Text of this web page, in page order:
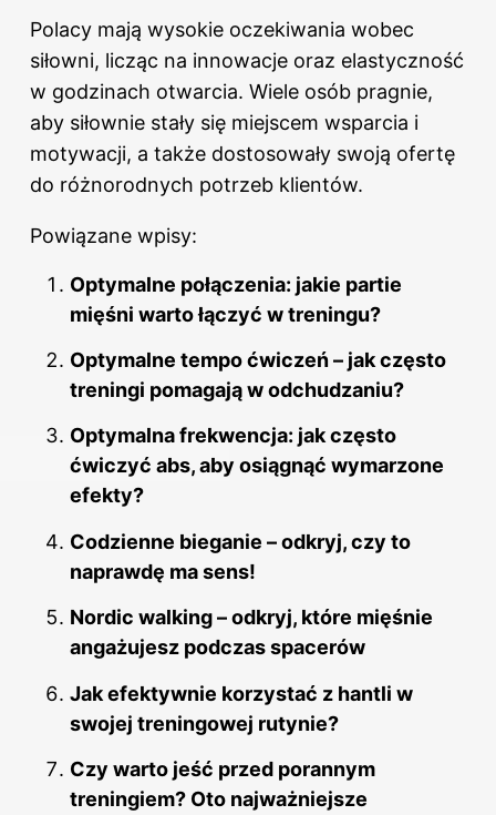
Polacy mają wysokie oczekiwania wobec
siłowni, licząc na innowacje oraz elastyczność
w godzinach otwarcia. Wiele osób pragnie,
aby siłownie stały się miejscem wsparcia i
motywacji, a także dostosowały swoją ofertę
do różnorodnych potrzeb klientów.
Powiązane wpisy:
Optymalne połączenia: jakie partie
mięśni warto łączyć w treningu?
Optymalne tempo ćwiczeń – jak często
treningi pomagają w odchudzaniu?
Optymalna frekwencja: jak często
ćwiczyć abs, aby osiągnąć wymarzone
efekty?
Codzienne bieganie – odkryj, czy to
naprawdę ma sens!
Nordic walking – odkryj, które mięśnie
angażujesz podczas spacerów
Jak efektywnie korzystać z hantli w
swojej treningowej rutynie?
Czy warto jeść przed porannym
treningiem? Oto najważniejsze